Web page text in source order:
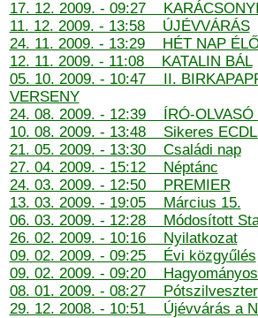
17. 12. 2009. - 09:27
11. 12. 2009. - 13:58 ÚJÉVVÁRÁS
24. 11. 2009. - 13:29 HÉT NAP
12. 11. 2009. - 11:08 KATALIN BÁL
05. 10. 2009. - 10:47 II.
VERSENY
24. 08. 2009. - 12:39 ÍRÓ-OLVASÓ
10. 08. 2009. - 13:48 Sikeres ECDL
21. 05. 2009. - 13:30 Családi nap
27. 04. 2009. - 15:12 Néptánc
24. 03. 2009. - 12:50 PREMIER
13. 03. 2009. - 19:05 Március 15.
06. 03. 2009. - 12:28 Módosított
26. 02. 2009. - 10:16 Nyilatkozat
09. 02. 2009. - 09:25 Évi közgyűlés
09. 02. 2009. - 09:20
08. 01. 2009. - 08:27 Pótszilveszter
29. 12. 2008. - 10:51 Újévvárás a